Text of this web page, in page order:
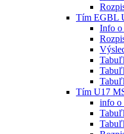
Tím EGBL
Info o
Tím U17
info o